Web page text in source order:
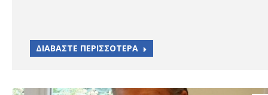
ΔΙΑΒΑΣΤΕ ΠΕΡΙΣΣΟΤΕΡΑ